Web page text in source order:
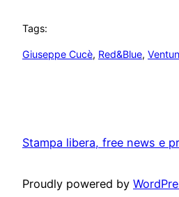
Tags:
Giuseppe Cucè, Red&Blue,
Stampa libera, free news e
Proudly powered by